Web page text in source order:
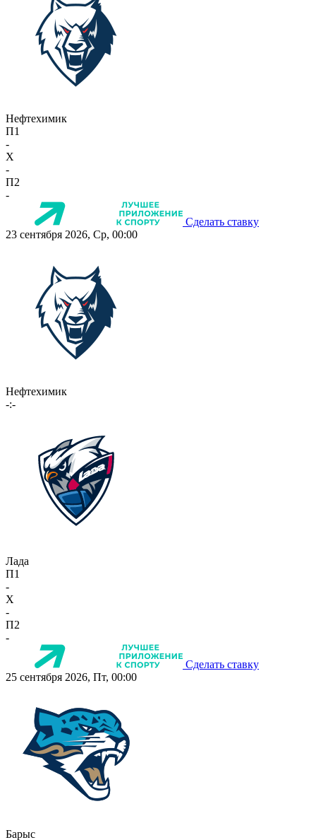
Нефтехимик
П1
-
X
-
П2
-
Сделать ставку
23 сентября 2026, Ср, 00:00
Нефтехимик
-:-
Лада
П1
-
X
-
П2
-
Сделать ставку
25 сентября 2026, Пт, 00:00
Барыс